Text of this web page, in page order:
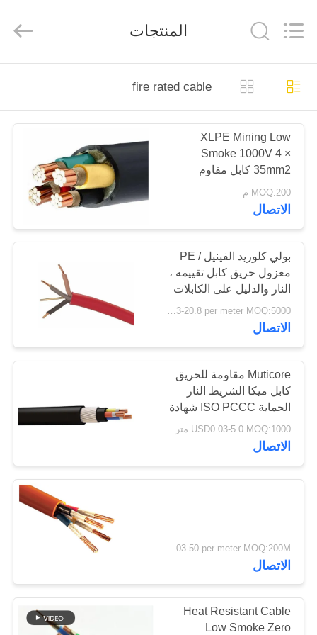
منزل
منتجات
أشرطة
فيديو
معلومات
جولة
المعمل
رقابة
جودة
اتصل
خريطة
الموقع
Co.,
Ltd..
Reserved.
المنتجات
fire rated cable
XLPE Mining Low
Smoke 1000V 4 ×
35mm2 كابل مقاوم
للحريق
MOQ:200 م
الاتصال
بولي كلوريد الفينيل / PE
معزول حريق كابل تقييمه ،
النار والدليل على الكابلات
الكهربائية واحدة كور
IEC60332
USD 0.03-20.8 per meter MOQ:5000 م
الاتصال
Muticore مقاومة للحريق
كابل ميكا الشريط النار
الحماية ISO PCCC شهادة
USD0.03-5.0 MOQ:1000 متر
الاتصال
USD0.03-50 per meter MOQ:200M
الاتصال
Heat Resistant Cable
Low Smoke Zero